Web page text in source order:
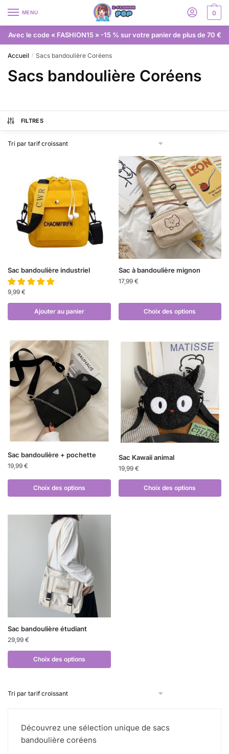
MENU 0
Avec le code « FASHION15 » -15 % sur votre panier de plus de 70 €
Accueil / Sacs bandoulière Coréens
Sacs bandoulière Coréens
FILTRES
Sac bandoulière industriel
9,99 €
Ajouter au panier
Sac à bandoulière mignon
17,99 €
Choix des options
Sac bandoulière + pochette
19,99 €
Choix des options
Sac Kawaii animal
19,99 €
Choix des options
Sac bandoulière étudiant
29,99 €
Choix des options
Découvrez une sélection unique de sacs
bandoulière coréens